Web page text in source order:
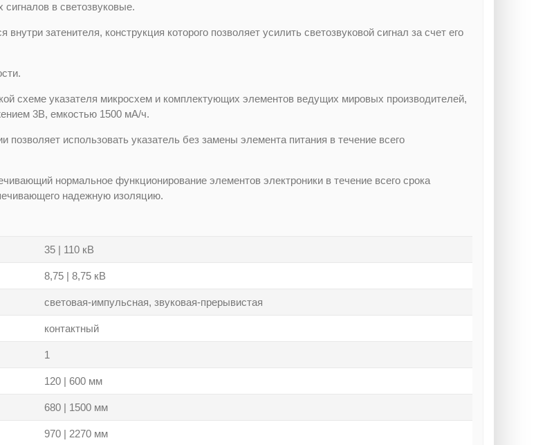
в светозвуковые.
затенителя, конструкция которого позволяет усилить светозвуковой сигнал за счет его
схеме указателя микросхем и комплектующих элементов ведущих мировых производителей,
3В, емкостью 1500 мА/ч.
использовать указатель без замены элемента питания в течение всего
нормальное функционирование элементов электроники в течение всего срока
надежную изоляцию.
35 | 110 кВ
8,75 | 8,75 кВ
световая-импульсная, звуковая-прерывистая
контактный
1
120 | 600 мм
680 | 1500 мм
970 | 2270 мм